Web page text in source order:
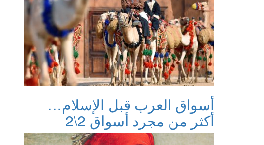
أسواق العرب قبل الإسلام…
أكثر من مجرد أسواق 2\2